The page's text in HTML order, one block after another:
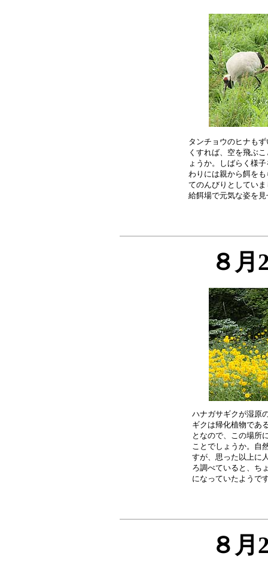
タンチョウのヒナも
くすれば、空を飛ぶ
ょうか。しばらく様
わりには親から餌を
てのんびりとしてい
８月
ハナガサギクが湿原
ギクは帰化植物であ
となので、この場所
ことでしょうか。自
すが、思った以上に
ろ調べていると、ち
８月